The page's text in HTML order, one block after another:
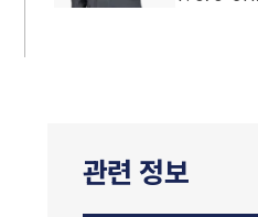
관련 정보